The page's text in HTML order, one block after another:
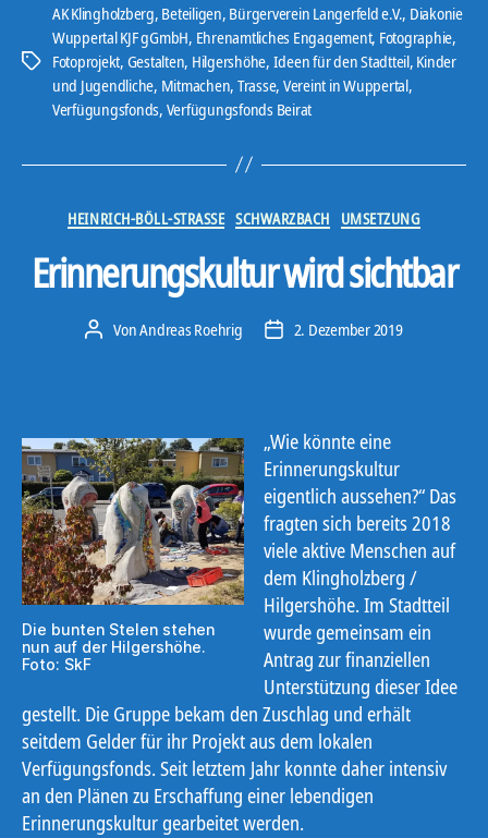
Schlagwörter
AK Klingholzberg, Beteiligen, Bürgerverein Langerfeld e.V., Diakonie
Wuppertal KJF gGmbH, Ehrenamtliches Engagement, Fotographie,
Fotoprojekt, Gestalten, Hilgershöhe, Ideen für den Stadtteil, Kinder
und Jugendliche, Mitmachen, Trasse, Vereint in Wuppertal,
Verfügungsfonds, Verfügungsfonds Beirat
Kategorien
HEINRICH-BÖLL-STRASSE SCHWARZBACH UMSETZUNG
Erinnerungskultur wird sichtbar
Beitragsautor
VonAndreas Roehrig Veröffentlichungsdatum
2. Dezember 2019
Die bunten Stelen stehen
nun auf der Hilgershöhe.
Foto: SkF
„Wie könnte eine
Erinnerungskultur
eigentlich aussehen?“ Das
fragten sich bereits 2018
viele aktive Menschen auf
dem Klingholzberg /
Hilgershöhe. Im Stadtteil
wurde gemeinsam ein
Antrag zur finanziellen
Unterstützung dieser Idee
gestellt. Die Gruppe bekam den Zuschlag und erhält
seitdem Gelder für ihr Projekt aus dem lokalen
Verfügungsfonds. Seit letztem Jahr konnte daher intensiv
an den Plänen zu Erschaffung einer lebendigen
Erinnerungskultur gearbeitet werden.